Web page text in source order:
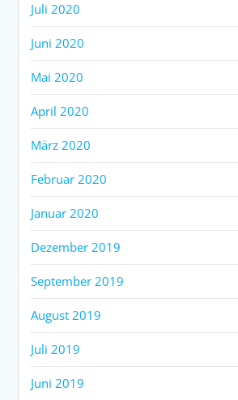
Juli 2020
Juni 2020
Mai 2020
April 2020
März 2020
Februar 2020
Januar 2020
Dezember 2019
September 2019
August 2019
Juli 2019
Juni 2019